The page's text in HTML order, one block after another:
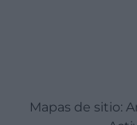
Mapas de sitio: